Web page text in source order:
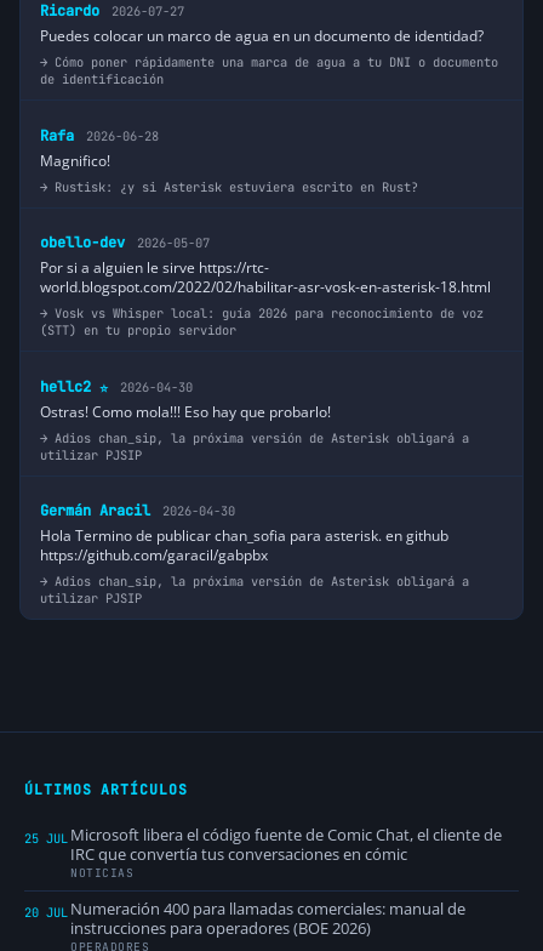
Ricardo 2026-07-27
Puedes colocar un marco de agua en un documento de identidad?
Cómo poner rápidamente una marca de agua a tu DNI o documento
de identificación
Rafa 2026-06-28
Magnifico!
Rustisk: ¿y si Asterisk estuviera escrito en Rust?
obello-dev 2026-05-07
Por si a alguien le sirve https://rtc-
world.blogspot.com/2022/02/habilitar-asr-vosk-en-asterisk-18.html
Vosk vs Whisper local: guía 2026 para reconocimiento de voz
(STT) en tu propio servidor
hellc2 ⭐ 2026-04-30
Ostras! Como mola!!! Eso hay que probarlo!
Adios chan_sip, la próxima versión de Asterisk obligará a
utilizar PJSIP
Germán Aracil 2026-04-30
Hola Termino de publicar chan_sofia para asterisk. en github
https://github.com/garacil/gabpbx
Adios chan_sip, la próxima versión de Asterisk obligará a
utilizar PJSIP
ÚLTIMOS ARTÍCULOS
25 JUL Microsoft libera el código fuente de Comic Chat, el cliente de
IRC que convertía tus conversaciones en cómic
NOTICIAS
20 JUL Numeración 400 para llamadas comerciales: manual de
instrucciones para operadores (BOE 2026)
OPERADORES